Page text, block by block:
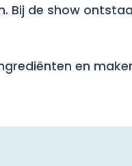
de show
en